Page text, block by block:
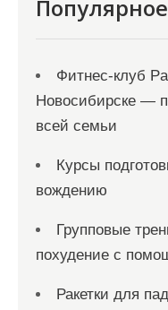
Фитнес-клуб
Новосибирске —
всей семьи
Курсы
вождению
Групповые
похудение с
Ракетки для